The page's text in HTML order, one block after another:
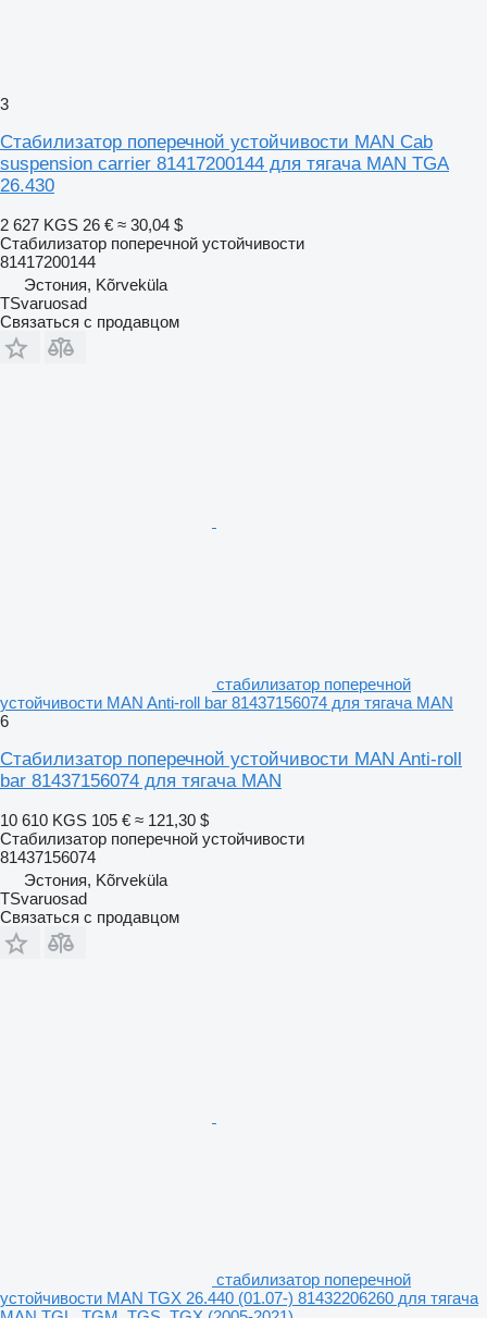
3
Стабилизатор поперечной устойчивости MAN Cab
suspension carrier 81417200144 для тягача MAN TGA
26.430
2 627 KGS 26 € ≈ 30,04 $
Стабилизатор поперечной устойчивости
81417200144
Эстония, Kõrveküla
TSvaruosad
Связаться с продавцом
стабилизатор поперечной
устойчивости MAN Anti-roll bar 81437156074 для тягача MAN
6
Стабилизатор поперечной устойчивости MAN Anti-roll
bar 81437156074 для тягача MAN
10 610 KGS 105 € ≈ 121,30 $
Стабилизатор поперечной устойчивости
81437156074
Эстония, Kõrveküla
TSvaruosad
Связаться с продавцом
стабилизатор поперечной
устойчивости MAN TGX 26.440 (01.07-) 81432206260 для тягача